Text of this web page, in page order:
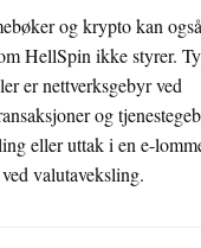
og krypto kan
HellSpin ikke styrer.
er nettverksgebyr ved
og
eller uttak i en e-
valutaveksling.